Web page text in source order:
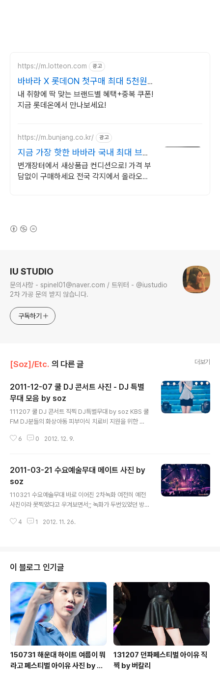
https://m.lotteon.com 광고
바바라 X 롯데ON 첫구매 최대 5천원
혜택!
내 취향에 딱 맞는 브랜드별 혜택+중복 쿠폰!
지금 롯데온에서 만나보세요!
https://m.bunjang.co.kr/ 광고
지금 가장 핫한 바바라 국내 최대 브랜
드 중고거래
번개장터에서 새상품급 컨디션으로! 가격 부
담없이 구매하세요 전국 각지에서 올라오는
IU STUDIO
문의사항 - spinel01@naver.com / 트위터 - @iustudio
2차 가공 문의 받지 않습니다.
구독하기
[Soz]/Etc. 의 다른 글 더보기
2011-12-07 쿨 DJ 콘서트 사진 - DJ 특별
무대 모음 by soz
111207 쿨 DJ 콘서트 직찍 DJ특별무대 by soz KBS 쿨
FM DJ분들의 화상아동 피부이식 치료비 지원을 위한 취
오 DJ분들의 훈훈한 무대~ 캠들은 멍때리느라 상태가 하
나 데니안&알렉스 합동무대 제가 본 최고의 잔소리무대..
홍진경&전현무의 잔소리무대.. 전현무씨의 인권보호를 위
해 최대한 자제한 사진만 올립...쿨럭 최강희씨의 불면증 윤
상씨의 그땐몰랐던일들 에이핑크의 축하무대도 있었구요~
6 0 2012. 12. 9.
2011-03-21 수요예술무대 메이트 사진 by
soz
110321 수요예술무대 바로 이어진 2차녹화 여전히 예전
사진이라 못찍었다고 우겨보면서;; 녹화가 두번있었던 방
이트 노래 참 좋아합니다.. 틈새추천으로 '그리워' 란 노래
더군요 팀의 막내이신 이현재씨는 모델로도 활동했었다고
하던데 생김이 매우 훤칠..ㄷㄷ 지금은 임헌일씨가 군입대
문제로 잠정적 활동중단으로 알고 있습니다만 꼭 다시 활
동해주었으면 좋겠네요 이날 메인무대이후에 무대가 맘에
안들었는지 메인녹화가 끝나고 열정의 앵콜무대까지 보여
주셨다는.. 왼쪽부터 이루마,정준일,이현재,임헌..
4 1 2012. 11. 26.
이 블로그 인기글
150731 해운대 하이트 여름이 뭐
라고 페스티벌 아이유 사진 by 미
131207 던파페스티벌 아이유 직
찍 by 버칼리